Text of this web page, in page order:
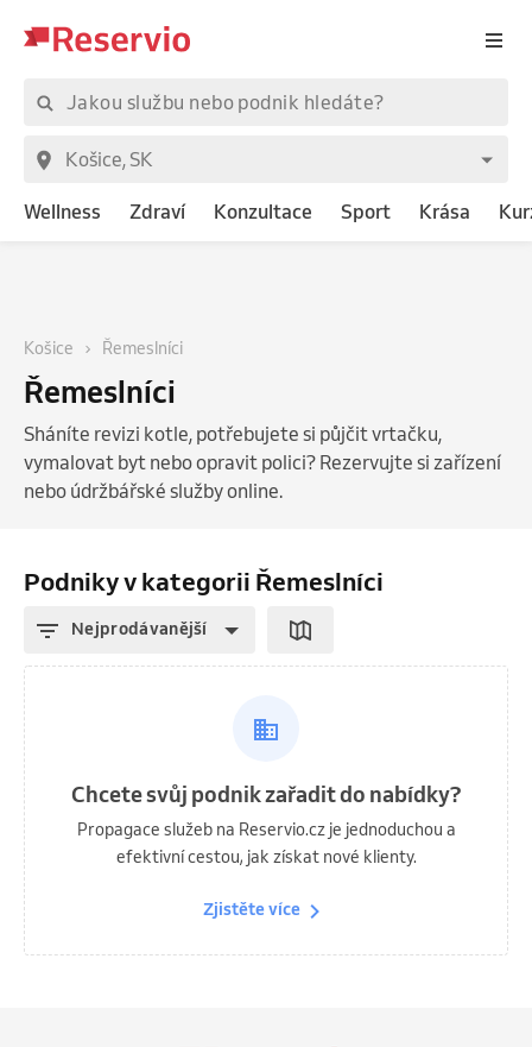
Wellness Zdraví Konzultace Sport Krása
Košice Řemeslníci
Řemeslníci
Sháníte revizi kotle, potřebujete si půjčit vrtačku,
vymalovat byt nebo opravit polici? Rezervujte si zařízení
nebo údržbářské služby online.
Podniky v kategorii Řemeslníci
Nejprodávanější
Chcete svůj podnik zařadit do nabídky?
Propagace služeb na Reservio.cz je jednoduchou a
efektivní cestou, jak získat nové klienty.
Zjistěte více